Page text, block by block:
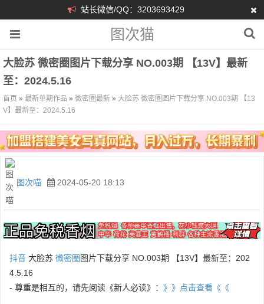
站长微信/QQ：3203693429
图次猫
大脸苏 微密圈图片下载分享 NO.003期 【13V】最新
至：2024.5.16
首页 » 最新单期作品 » 微密圈最新 » 大脸苏 微密圈图片下载分享 NO.003期 【13
V】最新至：2024.5.16
图次喵 2024-05-20 18:13
抖音 大脸苏 微密圈 图片下载分享 NO.003期 【13V】最新至：202
4.5.16
- 尊重是相互的，请先阅读《新人必读》： 》》点击查看《《